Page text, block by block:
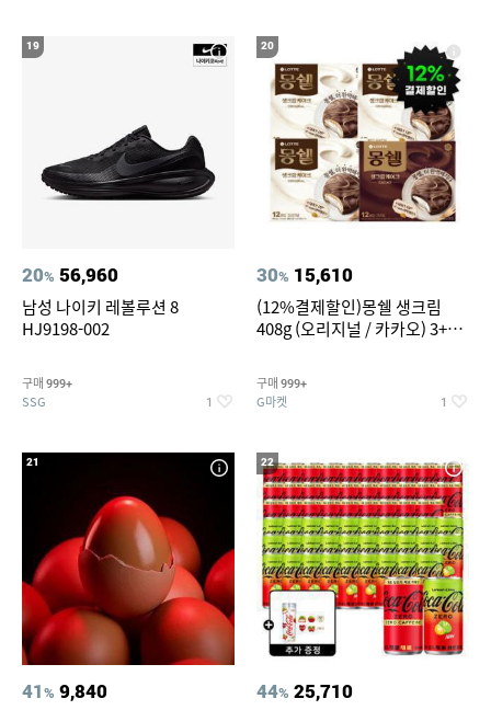
19
20% 56,960
남성 나이키 레볼루션 8
HJ9198-002
구매 999+
SSG 1
20
30% 15,610
(12%결제할인)몽쉘 생크림
408g (오리지널 / 카카오) 3+1
구매 999+
G마켓 1
21
41% 9,840
22
44% 25,710